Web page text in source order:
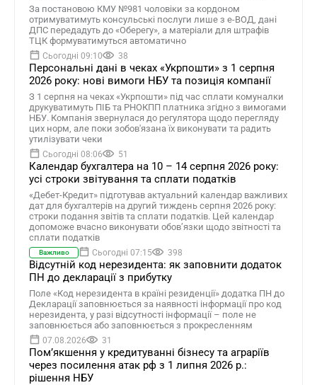
За постановою КМУ №981 чоловіки за кордоном
отримуватимуть консульські послуги лише з е-ВОД, дані
ДПС передадуть до «Оберегу», а матеріали для штрафів
ТЦК формуватимуться автоматично
Сьогодні 09:10 38
Персональні дані в чеках «Укрпошти» з 1 серпня
2026 року: нові вимоги НБУ та позиція компанії
З 1 серпня на чеках «Укрпошти» під час сплати комуналки
друкуватимуть ПІБ та РНОКПП платника згідно з вимогами
НБУ. Компанія звернулася до регулятора щодо перегляду
цих норм, але поки зобов'язана їх виконувати та радить
утилізувати чеки
Сьогодні 08:06 51
Календар бухгалтера на 10 – 14 серпня 2026 року:
усі строки звітування та сплати податків
«Дебет-Кредит» підготував актуальний календар важливих
дат для бухгалтерів на другий тиждень серпня 2026 року:
строки подання звітів та сплати податків. Цей календар
допоможе вчасно виконувати обов’язки щодо звітності та
сплати податків
Важливо Сьогодні 07:15 398
Відсутній код нерезидента: як заповнити додаток
ПН до декларації з прибутку
Поле «Код нерезидента в країні резиденції» додатка ПН до
Декларації заповнюється за наявності інформації про код
нерезидента, у разі відсутності інформації – поле не
заповнюється або заповнюється з прокресленням
07.08.2026 31
Помʼякшення у кредитуванні бізнесу та аграріїв
через посилення атак рф з 1 липня 2026 р.:
рішення НБУ